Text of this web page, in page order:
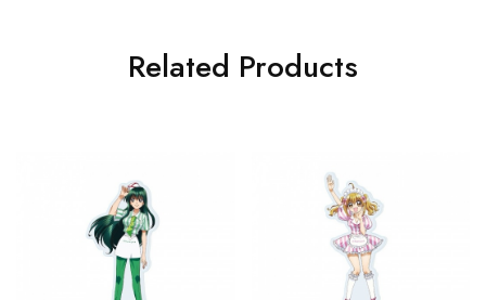
Related Products